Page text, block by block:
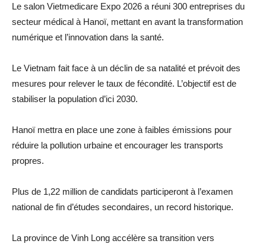
Le salon Vietmedicare Expo 2026 a réuni 300 entreprises du
secteur médical à Hanoï, mettant en avant la transformation
numérique et l’innovation dans la santé.
Le Vietnam fait face à un déclin de sa natalité et prévoit des
mesures pour relever le taux de fécondité. L’objectif est de
stabiliser la population d’ici 2030.
Hanoï mettra en place une zone à faibles émissions pour
réduire la pollution urbaine et encourager les transports
propres.
Plus de 1,22 million de candidats participeront à l’examen
national de fin d’études secondaires, un record historique.
La province de Vinh Long accélère sa transition vers